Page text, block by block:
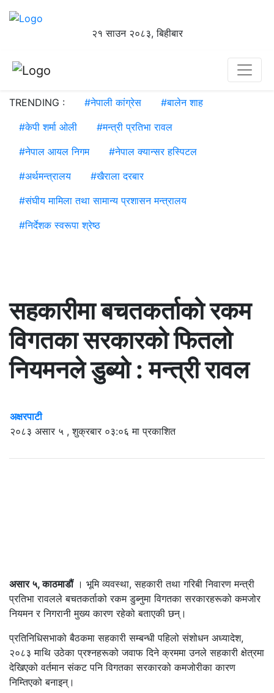
२१ साउन २०८३, बिहीबार
TRENDING : #नेपाली कांग्रेस #बालेन शाह
#केपी शर्मा ओली #मन्त्री प्रतिभा रावल
#नेपाल आयल निगम #नेपाल क्यान्सर हस्पिटल
#अर्थमन्त्रालय #खैराला दरबार
#संघीय मामिला तथा सामान्य प्रशासन मन्त्रालय
#निर्देशक स्वरूपा श्रेष्ठ
सहकारीमा बचतकर्ताको रकम
विगतका सरकारको फितलो
नियमनले डुब्यो : मन्त्री रावल
अक्षरपाटी
२०८३ असार ५ , शुक्रबार ०३:०६ मा प्रकाशित
असार ५, काठमाडौं। भूमि व्यवस्था, सहकारी तथा गरिबी निवारण मन्त्री
प्रतिभा रावलले बचतकर्ताको रकम डुब्नुमा विगतका सरकारहरूको कमजोर
नियमन र निगरानी मुख्य कारण रहेको बताएकी छन्।
प्रतिनिधिसभाको बैठकमा सहकारी सम्बन्धी पहिलो संशोधन अध्यादेश,
२०८३ माथि उठेका प्रश्नहरूको जवाफ दिने क्रममा उनले सहकारी क्षेत्रमा
देखिएको वर्तमान संकट पनि विगतका सरकारको कमजोरीका कारण
निम्तिएको बनाइन्।